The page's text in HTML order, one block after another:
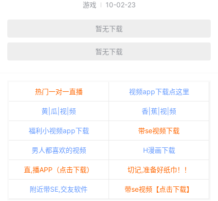
游戏 10-02-23
暂无下载
暂无下载
热门一对一直播 视频app下载点这里
黄|瓜|视|频 香|蕉|视|频
福利小视频app下载 带se视频下载
男人都喜欢的视频 H漫画下载
直,播APP（点击下载） 切记,准备好纸巾！！
附近带SE,交友软件 带se视频【点击下载】